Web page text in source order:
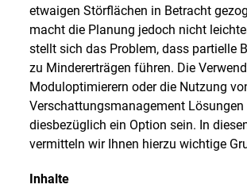
etwaigen Störflächen in Betracht
macht die Planung jedoch nicht
stellt sich das Problem, dass partielle
zu Mindererträgen führen. Die
Moduloptimierern oder die Nutzung
Verschattungsmanagement Lösungen
diesbezüglich ein Option sein. In
vermitteln wir Ihnen hierzu wichtige
Inhalte